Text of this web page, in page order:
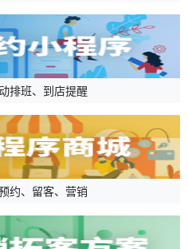
排班、到店提醒
约、留客、营销